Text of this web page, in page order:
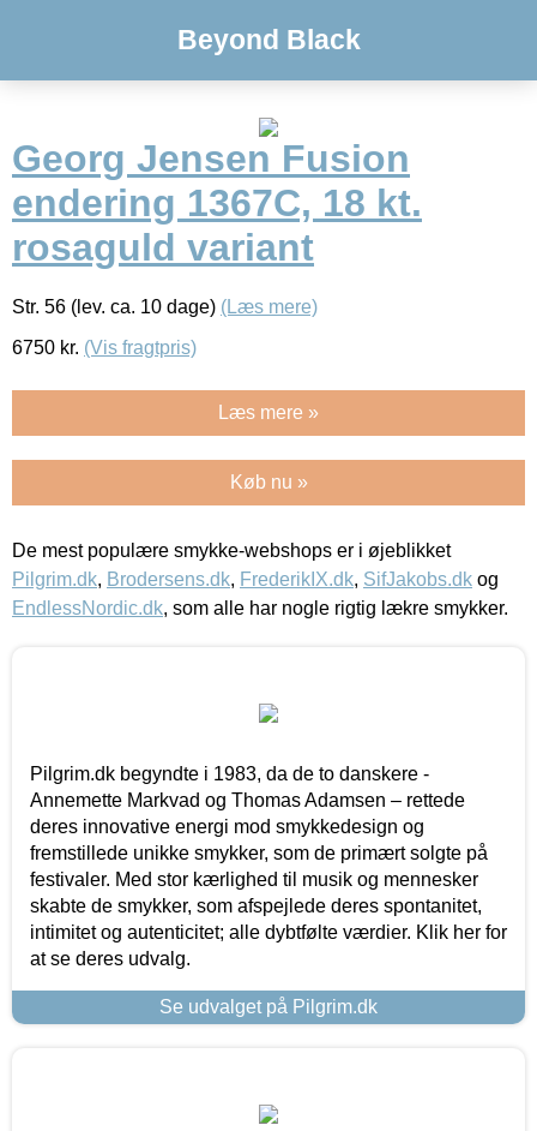
Beyond Black
Georg Jensen Fusion
endering 1367C, 18 kt.
rosaguld variant
Str. 56 (lev. ca. 10 dage) (Læs mere)
6750 kr. (Vis fragtpris)
Læs mere »
Køb nu »
De mest populære smykke-webshops er i øjeblikket
Pilgrim.dk, Brodersens.dk, FrederikIX.dk, SifJakobs.dk og
EndlessNordic.dk, som alle har nogle rigtig lækre smykker.
Pilgrim.dk begyndte i 1983, da de to danskere -
Annemette Markvad og Thomas Adamsen – rettede
deres innovative energi mod smykkedesign og
fremstillede unikke smykker, som de primært solgte på
festivaler. Med stor kærlighed til musik og mennesker
skabte de smykker, som afspejlede deres spontanitet,
intimitet og autenticitet; alle dybtfølte værdier. Klik her for
at se deres udvalg.
Se udvalget på Pilgrim.dk